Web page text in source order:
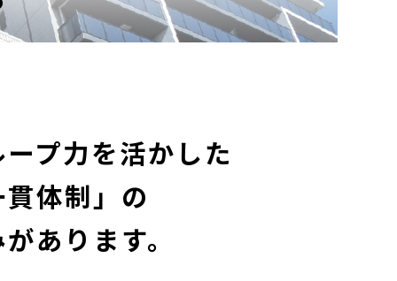
プ力を活かした
体制」の
あります。